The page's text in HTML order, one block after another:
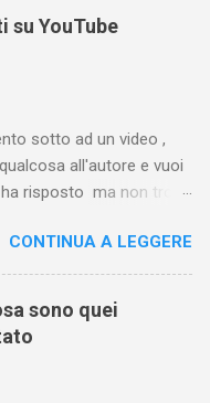
su YouTube
sotto ad un video ,
all'autore e vuoi
risposto ma non trovi
" cronologia commenti
Vuoi sapere come
tuo computer (PC/Mac)
(Android o iPhone)
di YouTube , ossia
CONTINUA A LEGGERE
sono quei